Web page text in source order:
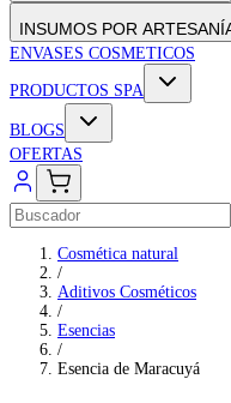
INSUMOS POR
ENVASES COSMETICOS
PRODUCTOS SPA
BLOGS
OFERTAS
Cosmética natural
/
Aditivos Cosméticos
/
Esencias
/
Esencia de Maracuyá